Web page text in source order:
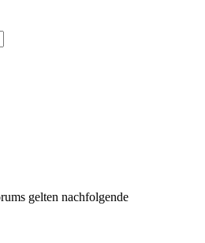
gelten nachfolgende